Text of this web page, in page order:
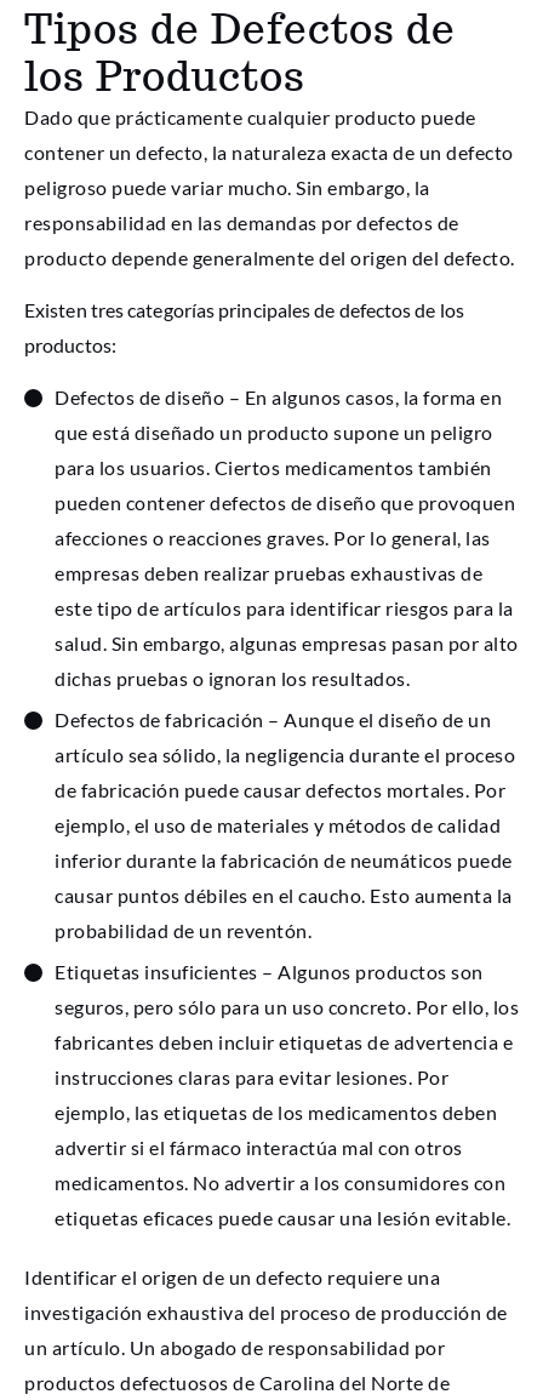
Tipos de Defectos de
los Productos
Dado que prácticamente cualquier producto puede
contener un defecto, la naturaleza exacta de un defecto
peligroso puede variar mucho. Sin embargo, la
responsabilidad en las demandas por defectos de
producto depende generalmente del origen del defecto.
Existen tres categorías principales de defectos de los
productos:
Defectos de diseño – En algunos casos, la forma en
que está diseñado un producto supone un peligro
para los usuarios. Ciertos medicamentos también
pueden contener defectos de diseño que provoquen
afecciones o reacciones graves. Por lo general, las
empresas deben realizar pruebas exhaustivas de
este tipo de artículos para identificar riesgos para la
salud. Sin embargo, algunas empresas pasan por alto
dichas pruebas o ignoran los resultados.
Defectos de fabricación – Aunque el diseño de un
artículo sea sólido, la negligencia durante el proceso
de fabricación puede causar defectos mortales. Por
ejemplo, el uso de materiales y métodos de calidad
inferior durante la fabricación de neumáticos puede
causar puntos débiles en el caucho. Esto aumenta la
probabilidad de un reventón.
Etiquetas insuficientes – Algunos productos son
seguros, pero sólo para un uso concreto. Por ello, los
fabricantes deben incluir etiquetas de advertencia e
instrucciones claras para evitar lesiones. Por
ejemplo, las etiquetas de los medicamentos deben
advertir si el fármaco interactúa mal con otros
medicamentos. No advertir a los consumidores con
etiquetas eficaces puede causar una lesión evitable.
Identificar el origen de un defecto requiere una
investigación exhaustiva del proceso de producción de
un artículo. Un abogado de responsabilidad por
productos defectuosos de Carolina del Norte de